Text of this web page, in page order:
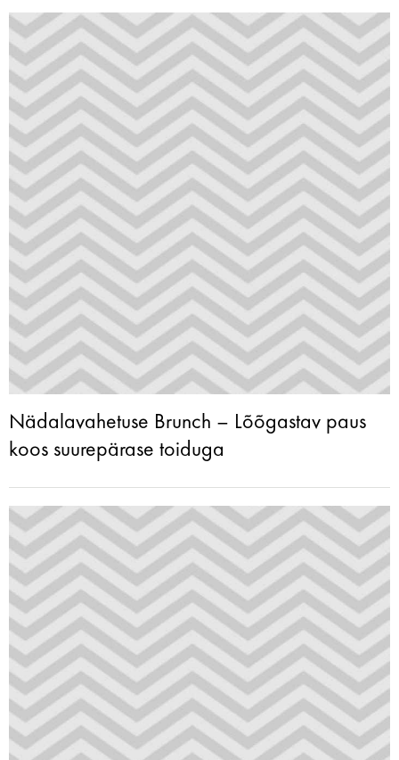
Nädalavahetuse Brunch – Lõõgastav paus
koos suurepärase toiduga